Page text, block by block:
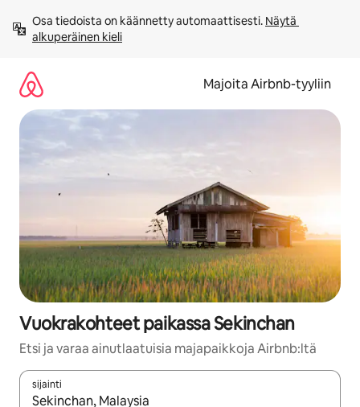
sisältö
väliin
Osa tiedoista on käännetty automaattisesti. Näytä
alkuperäinen kieli
Majoita Airbnb-tyyliin
Vuokrakohteet paikassa Sekinchan
Etsi ja varaa ainutlaatuisia majapaikkoja Airbnb:ltä
sijainti
Kun tulokset ovat saatavilla, navigoi ylös- ja alas-